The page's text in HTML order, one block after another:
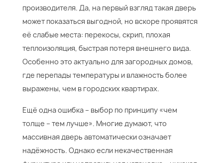
производителя. Да, на первый взгляд такая дверь
может показаться выгодной, но вскоре проявятся
её слабые места: перекосы, скрип, плохая
теплоизоляция, быстрая потеря внешнего вида.
Особенно это актуально для загородных домов,
где перепады температуры и влажность более
выражены, чем в городских квартирах.
Ещё одна ошибка – выбор по принципу «чем
толще – тем лучше». Многие думают, что
массивная дверь автоматически означает
надёжность. Однако если некачественная